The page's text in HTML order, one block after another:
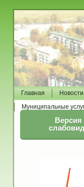
Главная Новости
Муниципальные
Версия